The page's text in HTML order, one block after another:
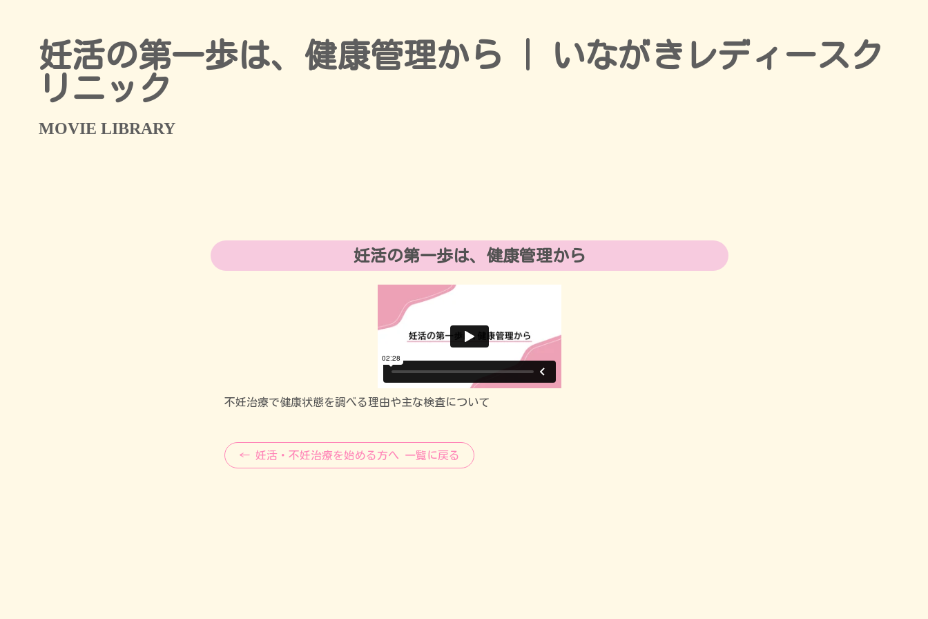
妊活の第一歩は、健康管理から | いながきレディースク
リニック
MOVIE LIBRARY
妊活の第一歩は、健康管理から
不妊治療で健康状態を調べる理由や主な検査について
← 妊活・不妊治療を始める方へ 一覧に戻る